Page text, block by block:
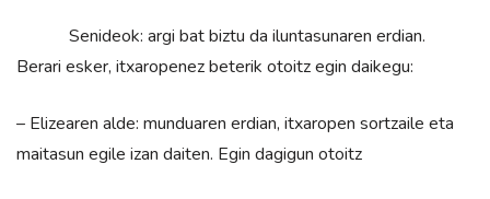
Senideok: argi bat biztu da iluntasunaren erdian.
Berari esker, itxaropenez beterik otoitz egin daikegu:
– Elizearen alde: munduaren erdian, itxaropen sortzaile eta
maitasun egile izan daiten. Egin dagigun otoitz